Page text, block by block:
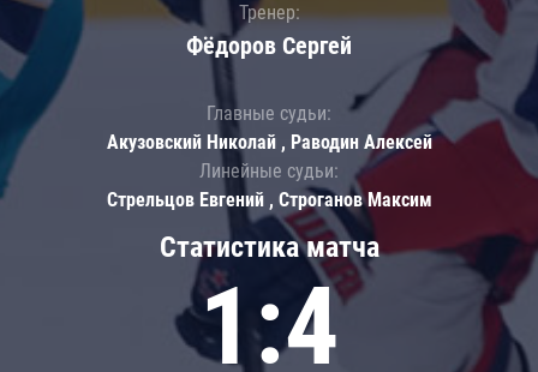
Статистика матча
1:4
Тренер:
Фёдоров Сергей
Главные судьи:
Акузовский Николай , Раводин Алексей
Линейные судьи:
Стрельцов Евгений , Строганов Максим